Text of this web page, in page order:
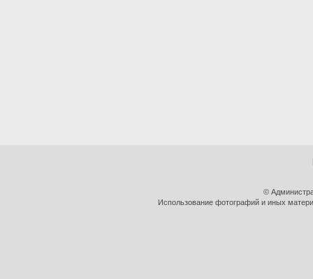
©
Использование фотографий и иных